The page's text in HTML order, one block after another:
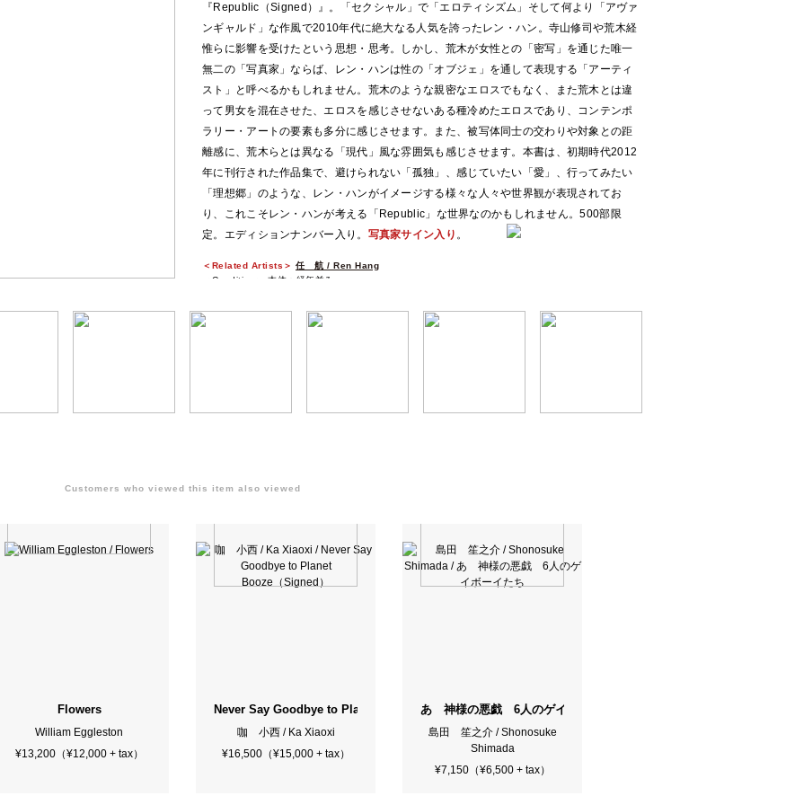
『Republic（Signed）』。「セクシャル」で「エロティシズム」そして何より「アヴァ
ンギャルド」な作風で2010年代に絶大なる人気を誇ったレン・ハン。寺山修司や荒木経
惟らに影響を受けたという思想・思考。しかし、荒木が女性との「密写」を通じた唯一
無二の「写真家」ならば、レン・ハンは性の「オブジェ」を通して表現する「アーティ
スト」と呼べるかもしれません。荒木のような親密なエロスでもなく、また荒木とは違
って男女を混在させた、エロスを感じさせないある種冷めたエロスであり、コンテンポ
ラリー・アートの要素も多分に感じさせます。また、被写体同士の交わりや対象との距
離感に、荒木らとは異なる「現代」風な雰囲気も感じさせます。本書は、初期時代2012
年に刊行された作品集で、避けられない「孤独」、感じていたい「愛」、行ってみたい
「理想郷」のような、レン・ハンがイメージする様々な人々や世界観が表現されてお
り、これこそレン・ハンが考える「Republic」な世界なのかもしれません。500部限
定。エディションナンバー入り。 写真家サイン入り 。
＜Related Artists＞ 任 航 / Ren Hang
＜Condition＞ 本体：経年並み
Customers who viewed this item also viewed
Flowers
William Eggleston
¥13,200（¥12,000 + tax）
Never Say Goodbye to Planet Booze（Signed）
咖 小西 / Ka Xiaoxi
¥16,500（¥15,000 + tax）
あゝ神様の悪戯 6人のゲイボーイたち
島田 笙之介 / Shonosuke
Shimada
¥7,150（¥6,500 + tax）